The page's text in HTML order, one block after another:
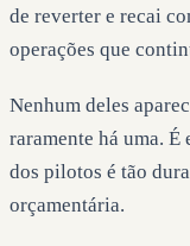
de reverter e recai
operações que
Nenhum deles
raramente há uma.
dos pilotos é tão
orçamentária.